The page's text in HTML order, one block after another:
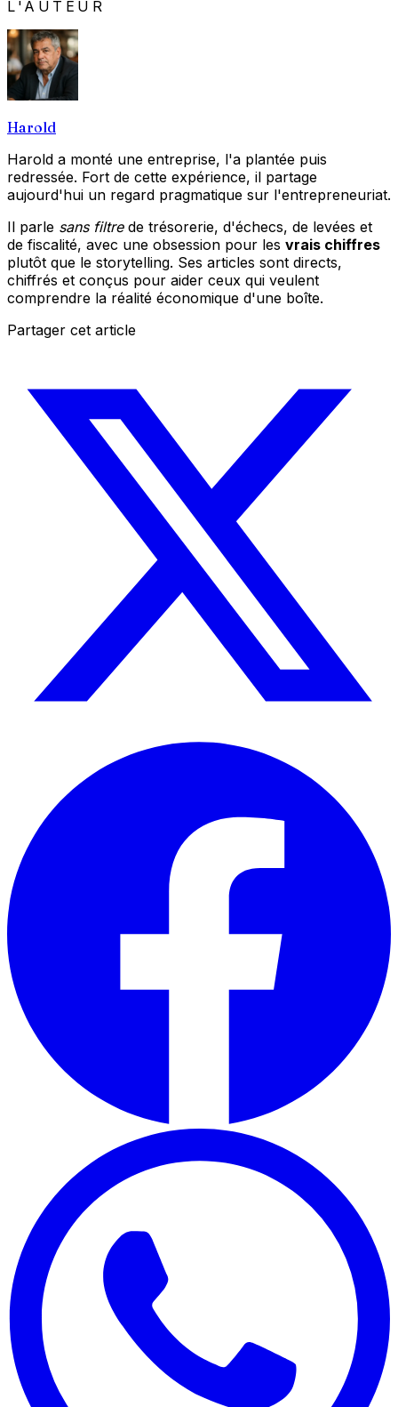
L'AUTEUR
Harold
Harold a monté une entreprise, l'a plantée puis
redressée. Fort de cette expérience, il partage
aujourd'hui un regard pragmatique sur l'entrepreneuriat.
Il parle sans filtrede trésorerie, d'échecs, de levées et
de fiscalité, avec une obsession pour les vrais chiffres
plutôt que le storytelling. Ses articles sont directs,
chiffrés et conçus pour aider ceux qui veulent
comprendre la réalité économique d'une boîte.
Partager cet article